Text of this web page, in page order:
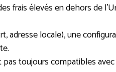
frais élevés en dehors de
adresse locale), une
toujours compatibles